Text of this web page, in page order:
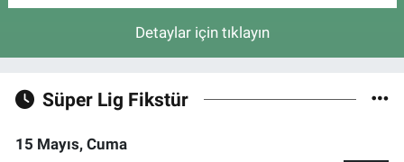
Detaylar için tıklayın
Süper Lig Fikstür
15 Mayıs, Cuma